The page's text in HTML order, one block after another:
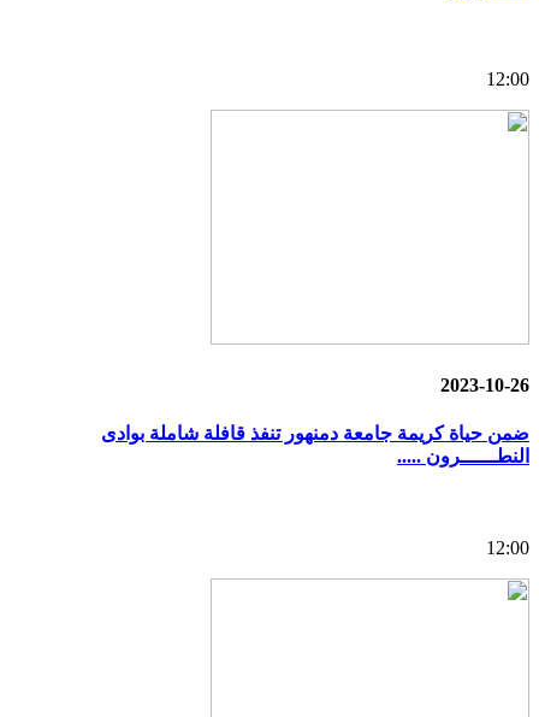
12:00
2023-10-26
ضمن حياة كريمة جامعة دمنهور تنفذ قافلة شاملة بوادى
النطــــــرون .....
12:00